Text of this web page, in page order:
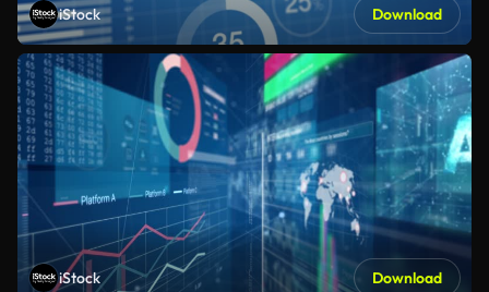
iStock Download
iStock Download